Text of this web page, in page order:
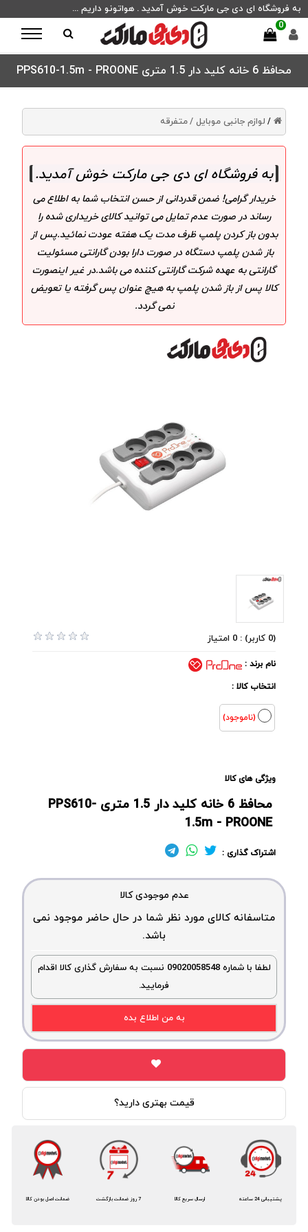
به فروشگاه ای دی جی مارکت خوش آمدید . هواتونو داریم ...
0
محافظ 6 خانه کلید دار 1.5 متری PPS610-1.5m - PROONE
/ لوازم جانبی موبایل /متفرقه
به فروشگاه ای دی جی مارکت خوش آمدید.
خریدار گرامی! ضمن قدردانی از حسن انتخاب شما به اطلاع می
رساند در صورت عدم تمایل می توانید کالای خریداری شده را
بدون باز کردن پلمپ ظرف مدت یک هفته عودت نمائید.پس از
باز شدن پلمپ دستگاه در صورت دارا بودن گارانتی مسئولیت
گارانتی به عهده شرکت گارانتی کننده می باشد.در غیر اینصورت
کالا پس از باز شدن پلمپ به هیچ عنوان پس گرفته یا تعویض
نمی گردد.
(0 کاربر) : 0 امتیاز
نام برند :
انتخاب کالا :
(ناموجود)
ویژگی های کالا
محافظ 6 خانه کلید دار 1.5 متری PPS610-
1.5m - PROONE
اشتراک گذاری :
عدم موجودی کالا
متاسفانه کالای مورد نظر شما در حال حاضر موجود نمی
باشد.
لطفا با شماره 09020058548 نسبت به سفارش گذاری کالا اقدام
فرمایید.
به من اطلاع بده
قیمت بهتری دارید؟
ضمانت اصل بودن کالا 7 روز ضمانت بازگشت ارسال سریع کالا پشتیبانی 24 ساعته